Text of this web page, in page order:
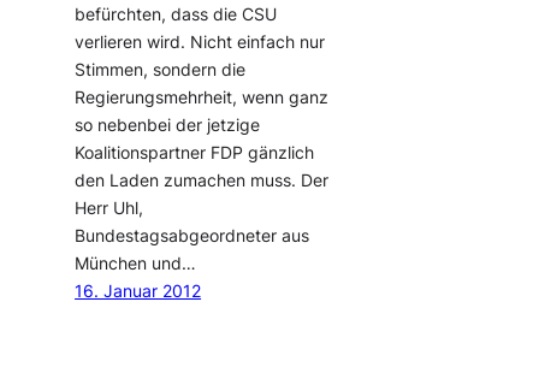
befürchten, dass die CSU
verlieren wird. Nicht einfach nur
Stimmen, sondern die
Regierungsmehrheit, wenn ganz
so nebenbei der jetzige
Koalitionspartner FDP gänzlich
den Laden zumachen muss. Der
Herr Uhl,
Bundestagsabgeordneter aus
München und…
16. Januar 2012